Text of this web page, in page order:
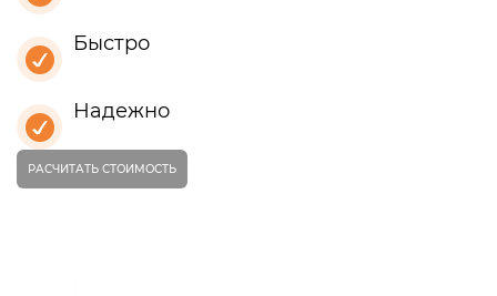
Быстро
Надежно
РАСЧИТАТЬ СТОИМОСТЬ